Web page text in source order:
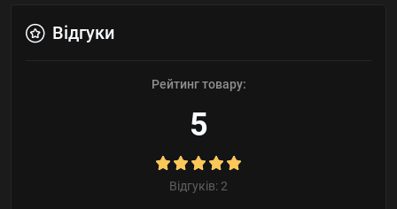
Відгуки
Рейтинг товару:
5
Відгуків: 2